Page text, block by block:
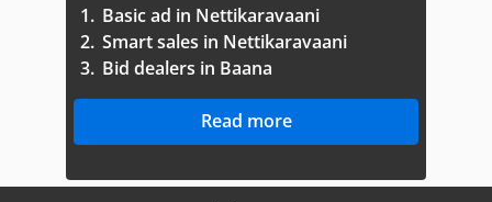
1. Basic ad in Nettikaravaani
2. Smart sales in Nettikaravaani
3. Bid dealers in Baana
Read more